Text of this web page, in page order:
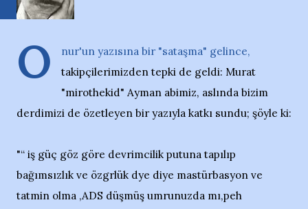
O
nur'un yazısına bir "sataşma" gelince,
takipçilerimizden tepki de geldi: Murat
"mirothekid" Ayman abimiz, aslında bizim
derdimizi de özetleyen bir yazıyla katkı sundu; şöyle ki:
"“ iş güç göz göre devrimcilik putuna tapılıp
bağımsızlık ve özgrlük dye diye mastürbasyon ve
tatmin olma ,ADS düşmüş umrunuzda mı,peh